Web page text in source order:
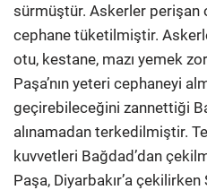
sürmüştür. Askerler perişan
cephane tüketilmiştir.
otu, kestane, mazı yemek
Paşa’nın yeteri cephaneyi
geçirebileceğini zannettiği
alınamadan terkedilmiştir.
kuvvetleri Bağdad’dan
Paşa, Diyarbakır’a çekilirken